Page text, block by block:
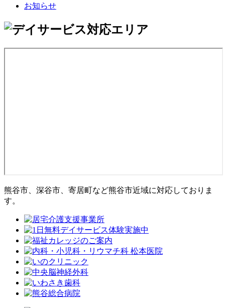
お知らせ
熊谷市、深谷市、寄居町など熊谷市近域に対応しておりま
す。